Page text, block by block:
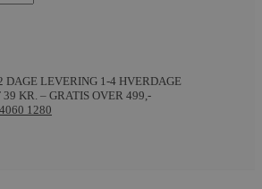
LEVERING 1-4 HVERDAGE
39 KR. – GRATIS OVER 499,-
4060 1280